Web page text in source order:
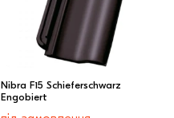
Nibra F15 Schieferschwarz
Engobiert